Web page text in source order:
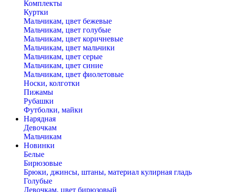
Комплекты
Куртки
Мальчикам, цвет бежевые
Мальчикам, цвет голубые
Мальчикам, цвет коричневые
Мальчикам, цвет мальчики
Мальчикам, цвет серые
Мальчикам, цвет синие
Мальчикам, цвет фиолетовые
Носки, колготки
Пижамы
Рубашки
Футболки, майки
Нарядная
Девочкам
Мальчикам
Новинки
Белые
Бирюзовые
Брюки, джинсы, штаны, материал кулирная гладь
Голубые
Девочкам, цвет бирюзовый